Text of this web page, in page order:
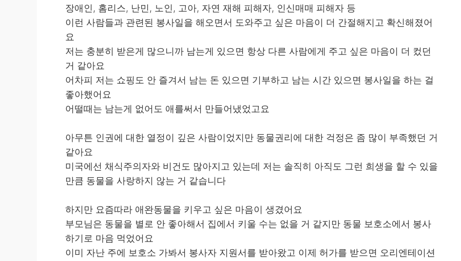
장애인, 홈리스, 난민, 노인, 고아, 자연 재해 피해자, 인신매매 피해자 등
이런 사람들과 관련된 봉사일을 해오면서 도와주고 싶은 마음이 더 간절해지고 확신해졌어
요
저는 충분히 받은게 많으니까 남는게 있으면 항상 다른 사람에게 주고 싶은 마음이 더 컸던
거 같아요
어차피 저는 쇼핑도 안 즐겨서 남는 돈 있으면 기부하고 남는 시간 있으면 봉사일을 하는 걸
좋아했어요
어떨때는 남는게 없어도 애를써서 만들어냈었고요
아무튼 인권에 대한 열정이 깊은 사람이었지만 동물권리에 대한 걱정은 좀 많이 부족했던 거
같아요
미국에선 채식주의자와 비건도 많아지고 있는데 저는 솔직히 아직도 그런 희생을 할 수 있을
만큼 동물을 사랑하지 않는 거 같습니다
하지만 요즘따라 애완동물을 키우고 싶은 마음이 생겼어요
부모님은 동물을 별로 안 좋아해서 집에서 키울 수는 없을 거 같지만 동물 보호소에서 봉사
하기로 마음 먹었어요
이미 자난 주에 보호소 가봐서 봉사자 지원서를 받아왔고 이제 허가를 받으면 오리엔테이션